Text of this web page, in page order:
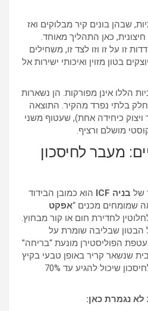
שבהן בונים קיר מבלוקים ואז
כאן התהליך מאוחד.
זו על זו וזו לצד זו, משחילים
בטון מזוין ואיכותי ישירות אל
הללו אינן מפורקות. הן נשארות
בלתי נפרד מהקיר. התוצאה
ויצוק כיחידה אחת), שעטוף משני
מושלם ורציף.
מעבר לחיסכון
של בניה ICF
הוא כמובן הבידוד
שמומחים מכנים “אפקט
לחדירת חום או קור מבחוץ.
שבליבה שומרת על
הפוליסטירן מונעת “בריחה”
שנשאר קריר באופן טבעי בקיץ
וחמים בחורף, מה שמוביל לחיסכון שיכול להגיע עד 70%